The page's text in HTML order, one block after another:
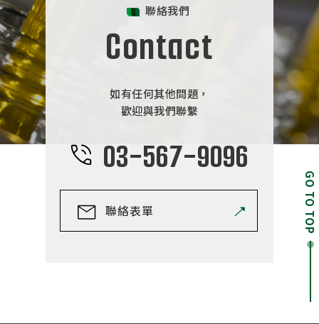
聯絡我們
Contact
如有任何其他問題，
歡迎與我們聯繫
03-567-9096
聯絡表單 GO TO TOP